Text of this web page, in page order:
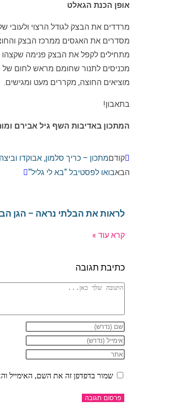
אופן הכנת הגאלט
מרדדים את הבצק לגודל הרצוי ולעובי
מסדרים את האגסים ממרכז הבצק והחוצה עד
מתחילים לקפל את הבצק פנימה שקצהו
מכניסים לתנור שחומם מראש לחום של 180 מעלות , עד שהבצק משחים.
מוציאים החוצה, מקררים מעט ומגישים.
בתאבון!
המתכון באדיבות השף גיל אבירם
קודםמתכון – כריך סלמון, אבוקדו וביצה
הבאבואו לפסטיבל "בא לי גליל"
לראות את הבלתי נראה – הגן
קרא עוד »
כתיבת תגובה
שמור בדפדפן זה את השם, האימייל